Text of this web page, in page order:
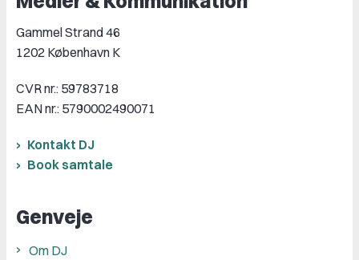
Gammel Strand 46
1202 København K
CVR nr.: 59783718
EAN nr.: 5790002490071
Kontakt DJ
Book samtale
Genveje
Om DJ